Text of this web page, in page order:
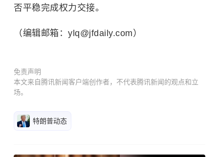
否平稳完成权力交接。
（编辑邮箱：ylq@jfdaily.com）
免责声明
本文来自腾讯新闻客户端创作者，不代表腾讯新闻的观点和立
场。
特朗普动态